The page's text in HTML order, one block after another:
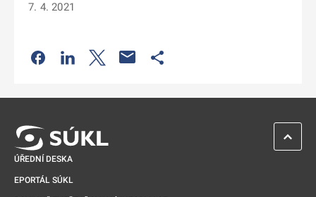
7. 4. 2021
Odkaz se otevře na nové kartě
Odkaz se otevře na nové kartě
Odkaz se otevře na nové kartě
ÚŘEDNÍ DESKA
EPORTÁL SÚKL
ZPĚT